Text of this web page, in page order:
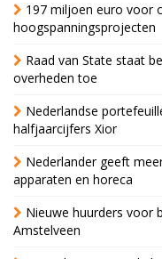
197 miljoen euro voor
hoogspanningsprojecten
Raad van State staat
overheden toe
Nederlandse
halfjaarcijfers Xior
Nederlander geeft
apparaten en horeca
Nieuwe huurders voor
Amstelveen